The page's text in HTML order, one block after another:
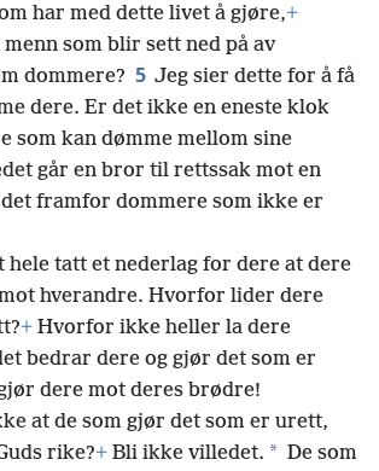
har med dette livet å gjøre,+
som blir sett ned på av
dommere? 5 Jeg sier dette for å få
dere. Er det ikke en eneste klok
som kan dømme mellom sine
går en bror til rettssak mot en
framfor dommere som ikke er
hele tatt et nederlag for dere at dere
hverandre. Hvorfor lider dere
+ Hvorfor ikke heller la dere
bedrar dere og gjør det som er
dere mot deres brødre!
at de som gjør det som er urett,
rike?+ Bli ikke villedet. * De som